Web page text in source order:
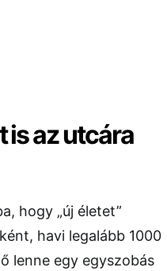
is az utcára
hogy „új életet”
havi legalább 1000
lenne egy egyszobás